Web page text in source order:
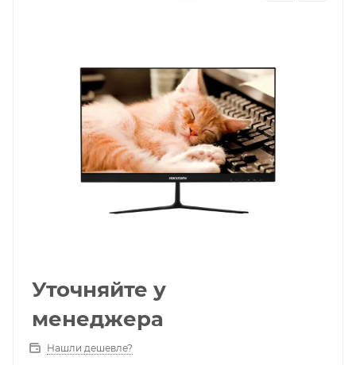
Уточняйте у
менеджера
Нашли дешевле?